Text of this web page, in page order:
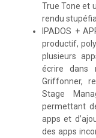
True Tone et
rendu
IPADOS +
productif,
plusieurs
écrire dans
Griffonner,
Stage
permettant
apps et
des apps